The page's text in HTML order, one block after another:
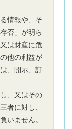
情報や、そ
否」が明ら
は財産に危
他の利益が
、開示、訂
、又はその
者に対し、
いません。